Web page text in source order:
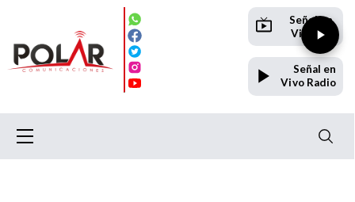
Señal en
Vivo TV
Señal en
Vivo Radio